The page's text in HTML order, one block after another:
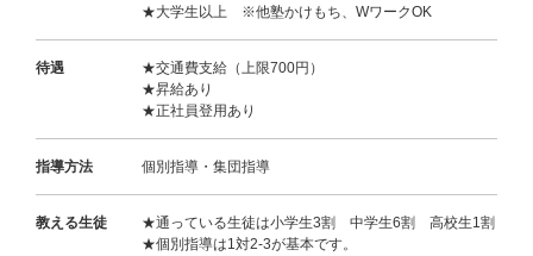
★大学生以上 ※他塾かけもち、WワークOK
待遇
★交通費支給（上限700円）
★昇給あり
★正社員登用あり
指導方法 個別指導・集団指導
教える生徒
★通っている生徒は小学生3割 中学生6割 高校生1割
★個別指導は1対2-3が基本です。